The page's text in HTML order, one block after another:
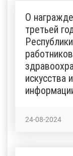
О
третьей
искусства
24-08-2024